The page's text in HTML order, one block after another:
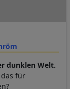
dunklen Welt.
das für